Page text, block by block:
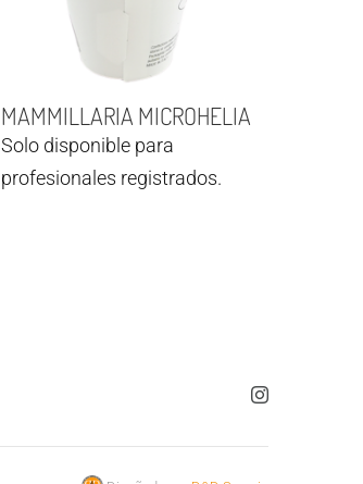
MAMMILLARIA MICROHELIA
Solo disponible para
profesionales registrados.